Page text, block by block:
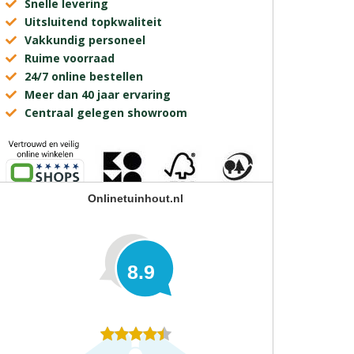
Snelle levering
Uitsluitend topkwaliteit
Vakkundig personeel
Ruime voorraad
24/7 online bestellen
Meer dan 40 jaar ervaring
Centraal gelegen showroom
Onlinetuinhout.nl
8.9